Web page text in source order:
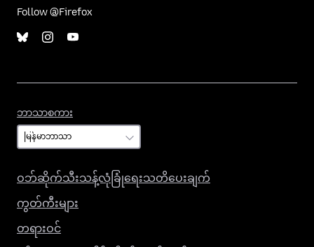
Follow @Firefox
ဘာသာစကား
ဝဘ်ဆိုက်သီးသန့်လုံခြုံရေးသတိပေးချက်
ကွတ်ကီးများ
တရားဝင်